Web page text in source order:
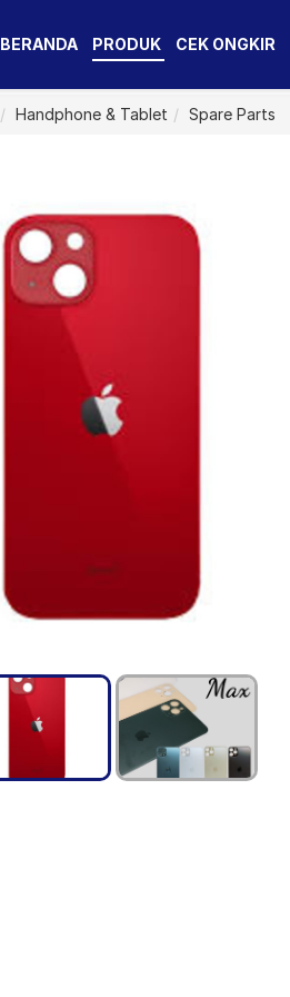
BERANDA PRODUK CEK ONGKIR
Handphone & Tablet Spare Parts